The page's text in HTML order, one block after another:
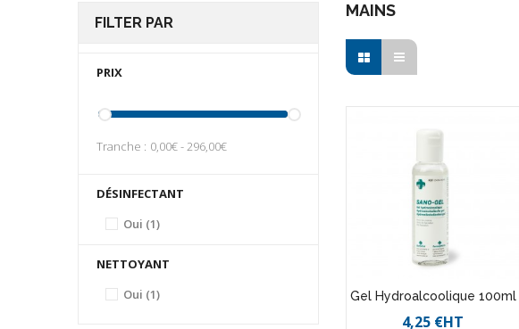
FILTER PAR
PRIX
Tranche : 0,00€ - 296,00€
DÉSINFECTANT
Oui (1)
NETTOYANT
Oui (1)
MAINS
Gel Hydroalcoolique 100ml
4,25 €HT